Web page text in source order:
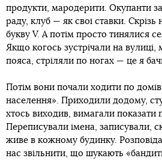
продукти, мародерити. Окупанти
раду, клуб — як свої ставки. Скрізь
букву V. А потім просто тинялися
Якщо когось зустрічали на вулиці,
пояса, стріляли по ногах — це я
Потім вони почали ходити по
населення». Приходили додому,
хтось виходив, вимагали показати
Переписували імена, записували,
живе в кожному будинку.
нас звільнити, що шукають